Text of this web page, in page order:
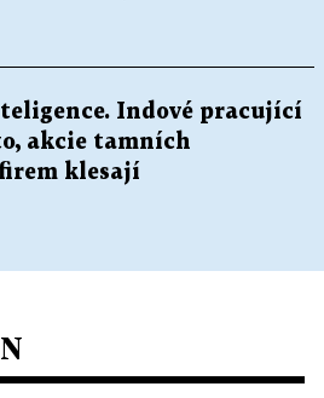
Indové pracující
akcie tamních
klesají